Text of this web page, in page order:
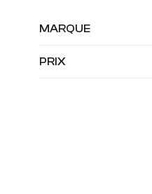
MARQUE
PRIX